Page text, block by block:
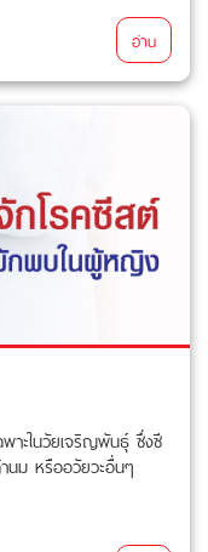
อ่าน
พาะในวัยเจริญพันธุ์ ซึ่งซี
นม หรืออวัยวะอื่นๆ